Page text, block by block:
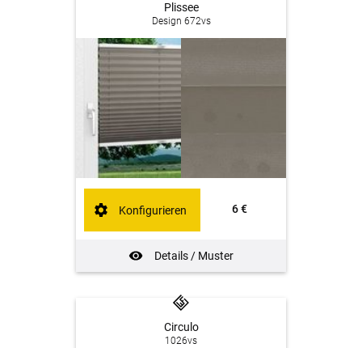
Plissee
Design 672vs
6 €
Details / Muster
Konfigurieren
Circulo
1026vs